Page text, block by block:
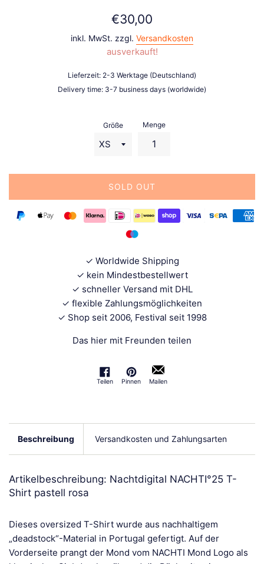
Normaler
€30,00
inkl. MwSt. zzgl. Versandkosten
ausverkauft!
Lieferzeit: 2-3 Werktage (Deutschland)
Delivery time: 3-7 business days (worldwide)
Größe Menge
SOLD OUT
✓ Worldwide Shipping
✓ kein Mindestbestellwert
✓ schneller Versand mit DHL
✓ flexible Zahlungsmöglichkeiten
✓ Shop seit 2006, Festival seit 1998
Das hier mit Freunden teilen
Teilen
Pinnen
Mailen
Beschreibung Versandkosten und Zahlungsarten
Artikelbeschreibung: Nachtdigital NACHTI°25 T-
Shirt pastell rosa
Dieses oversized T-Shirt wurde aus nachhaltigem
„deadstock“-Material in Portugal gefertigt. Auf der
Vorderseite prangt der Mond vom NACHTI Mond Logo als